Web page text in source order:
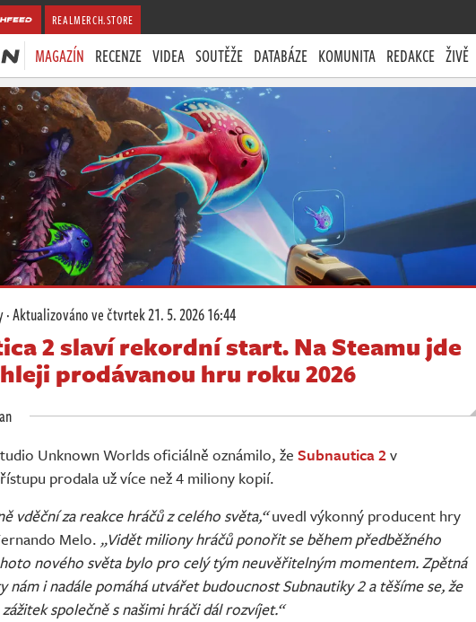
REALMERCH.STORE
MAGAZÍN RECENZE VIDEA SOUTĚŽE DATABÁZE KOMUNITA REDAKCE ŽIVĚ
· Aktualizovánove čtvrtek21. 5. 2026 16:44
2 slaví rekordní start. Na Steamu jde
prodávanou hru roku 2026
Unknown Worlds oficiálně oznámilo, že Subnautica 2v
prodala už více než 4 miliony kopií.
vděční za reakce hráčů z celého světa,“uvedl výkonný producent hry
Melo. „Vidět miliony hráčů ponořit se během předběžného
nového světa bylo pro celý tým neuvěřitelným momentem. Zpětná
nám i nadále pomáhá utvářet budoucnost Subnautiky 2 a těšíme se, že
společně s našimi hráči dál rozvíjet.“